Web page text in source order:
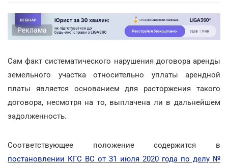
Реклама
Сам факт систематического нарушения договора аренды
земельного участка относительно уплаты арендной
платы является основанием для расторжения такого
договора, несмотря на то, выплачена ли в дальнейшем
задолженность.
Соответствующее положение содержится в
постановлении КГС ВС от 31 июля 2020 года по делу №